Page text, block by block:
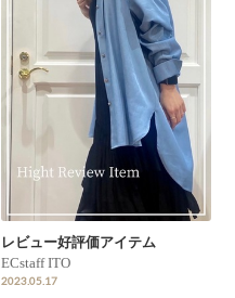
レビュー好評価アイテム
ECstaff ITO
2023.05.17